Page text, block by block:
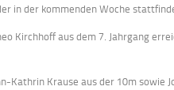
in der kommenden Woche
Kirchhoff aus dem 7. Jahrgang
Kathrin Krause aus der 10m sowie